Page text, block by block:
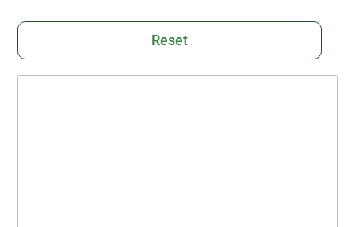
Zukunftstechnologien (6)